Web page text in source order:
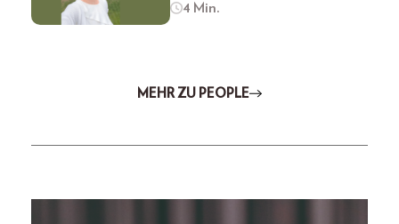
4 Min.
MEHR ZU PEOPLE